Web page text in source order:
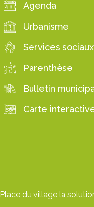
Agenda
Urbanisme
Services sociaux
Parenthèse
Bulletin
Carte
Place du village la